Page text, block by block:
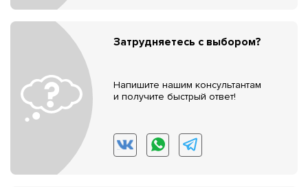
Затрудняетесь с выбором?
Напишите нашим консультантам
и получите быстрый ответ!